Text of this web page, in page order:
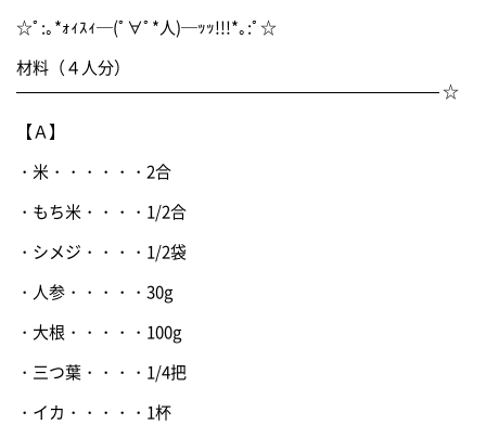
☆ﾟ:｡*ｫｨｽｨ─(ﾟ∀ﾟ*人)─ｯｯ!!!*｡:ﾟ☆
材料（４人分）
—————————————————————————— ☆
【Ａ】
・米・・・・・・2合
・もち米・・・・1/2合
・シメジ・・・・1/2袋
・人参・・・・・30g
・大根・・・・・100g
・三つ葉・・・・1/4把
・イカ・・・・・1杯